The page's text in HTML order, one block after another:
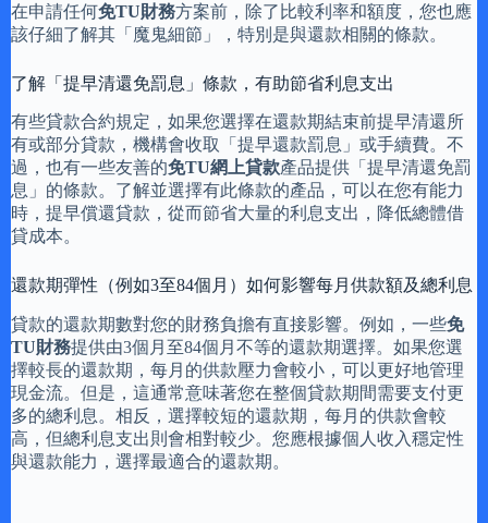
在申請任何免TU財務方案前，除了比較利率和額度，您也應
該仔細了解其「魔鬼細節」，特別是與還款相關的條款。
了解「提早清還免罰息」條款，有助節省利息支出
有些貸款合約規定，如果您選擇在還款期結束前提早清還所
有或部分貸款，機構會收取「提早還款罰息」或手續費。不
過，也有一些友善的免TU網上貸款產品提供「提早清還免罰
息」的條款。了解並選擇有此條款的產品，可以在您有能力
時，提早償還貸款，從而節省大量的利息支出，降低總體借
貸成本。
還款期彈性（例如3至84個月）如何影響每月供款額及總利息
貸款的還款期數對您的財務負擔有直接影響。例如，一些免
TU財務提供由3個月至84個月不等的還款期選擇。如果您選
擇較長的還款期，每月的供款壓力會較小，可以更好地管理
現金流。但是，這通常意味著您在整個貸款期間需要支付更
多的總利息。相反，選擇較短的還款期，每月的供款會較
高，但總利息支出則會相對較少。您應根據個人收入穩定性
與還款能力，選擇最適合的還款期。